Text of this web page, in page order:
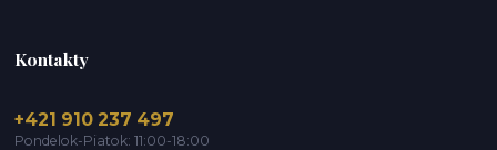
Kontakty
+421 910 237 497
Pondelok-Piatok: 11:00-18:00